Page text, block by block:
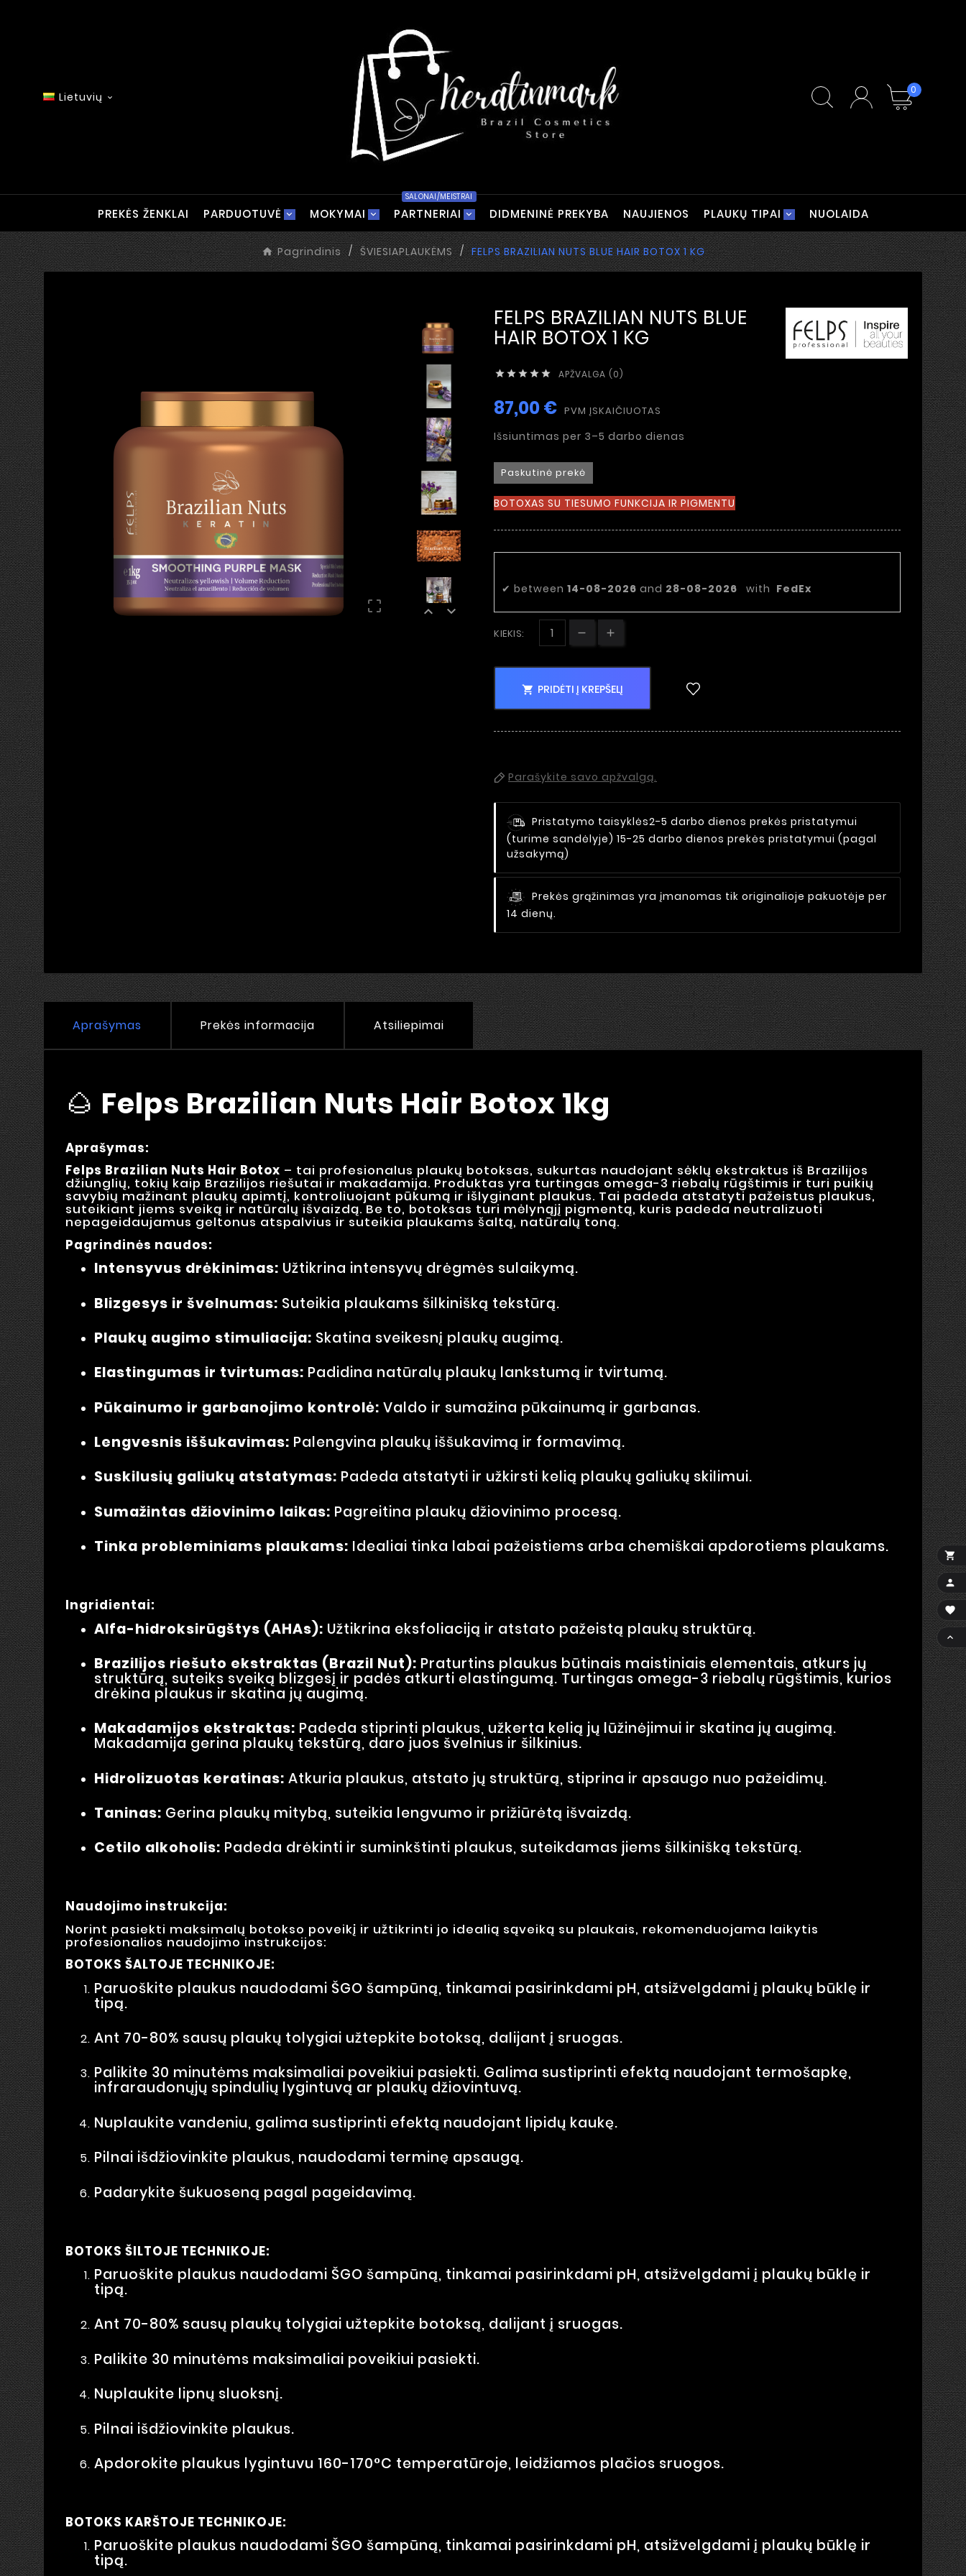
Lietuvių 
0
PREKĖS ŽENKLAI PARDUOTUVĖ MOKYMAI PARTNERIAI
SALONAI/MEISTRAI
DIDMENINĖ PREKYBA NAUJIENOS PLAUKŲ TIPAI NUOLAIDA
Pagrindinis ŠVIESIAPLAUKĖMS FELPS BRAZILIAN NUTS BLUE HAIR BOTOX 1 KG
  
FELPS BRAZILIAN NUTS BLUE
HAIR BOTOX 1 KG
     APŽVALGA (0)
87,00 € PVM ĮSKAIČIUOTAS
Išsiuntimas per 3–5 darbo dienas
Paskutinė prekė
BOTOXAS SU TIESUMO FUNKCIJA IR PIGMENTU
✔ between 14-08-2026 and 28-08-2026 with FedEx
KIEKIS:
 PRIDĖTI Į KREPŠELĮ
Parašykite savo apžvalgą.
Pristatymo taisyklės2-5 darbo dienos prekės pristatymui
(turime sandėlyje) 15-25 darbo dienos prekės pristatymui (pagal
užsakymą)
Prekės grąžinimas yra įmanomas tik originalioje pakuotėje per
14 dienų.
Aprašymas Prekės informacija Atsiliepimai
🌰 Felps Brazilian Nuts Hair Botox 1kg
Aprašymas:
Felps Brazilian Nuts Hair Botox – tai profesionalus plaukų botoksas, sukurtas naudojant sėklų ekstraktus iš Brazilijos
džiunglių, tokių kaip Brazilijos riešutai ir makadamija. Produktas yra turtingas omega-3 riebalų rūgštimis ir turi puikių
savybių mažinant plaukų apimtį, kontroliuojant pūkumą ir išlyginant plaukus. Tai padeda atstatyti pažeistus plaukus,
suteikiant jiems sveiką ir natūralų išvaizdą. Be to, botoksas turi mėlynąjį pigmentą, kuris padeda neutralizuoti
nepageidaujamus geltonus atspalvius ir suteikia plaukams šaltą, natūralų toną.
Pagrindinės naudos:
Intensyvus drėkinimas: Užtikrina intensyvų drėgmės sulaikymą.
Blizgesys ir švelnumas: Suteikia plaukams šilkinišką tekstūrą.
Plaukų augimo stimuliacija: Skatina sveikesnį plaukų augimą.
Elastingumas ir tvirtumas: Padidina natūralų plaukų lankstumą ir tvirtumą.
Pūkainumo ir garbanojimo kontrolė: Valdo ir sumažina pūkainumą ir garbanas.
Lengvesnis iššukavimas: Palengvina plaukų iššukavimą ir formavimą.
Suskilusių galiukų atstatymas: Padeda atstatyti ir užkirsti kelią plaukų galiukų skilimui.
Sumažintas džiovinimo laikas: Pagreitina plaukų džiovinimo procesą.
Tinka probleminiams plaukams: Idealiai tinka labai pažeistiems arba chemiškai apdorotiems plaukams.
Ingridientai:
Alfa-hidroksirūgštys (AHAs): Užtikrina eksfoliaciją ir atstato pažeistą plaukų struktūrą.
Brazilijos riešuto ekstraktas (Brazil Nut): Praturtins plaukus būtinais maistiniais elementais, atkurs jų
struktūrą, suteiks sveiką blizgesį ir padės atkurti elastingumą. Turtingas omega-3 riebalų rūgštimis, kurios
drėkina plaukus ir skatina jų augimą.
Makadamijos ekstraktas: Padeda stiprinti plaukus, užkerta kelią jų lūžinėjimui ir skatina jų augimą.
Makadamija gerina plaukų tekstūrą, daro juos švelnius ir šilkinius.
Hidrolizuotas keratinas: Atkuria plaukus, atstato jų struktūrą, stiprina ir apsaugo nuo pažeidimų.
Taninas: Gerina plaukų mitybą, suteikia lengvumo ir prižiūrėtą išvaizdą.
Cetilo alkoholis: Padeda drėkinti ir suminkštinti plaukus, suteikdamas jiems šilkinišką tekstūrą.
Naudojimo instrukcija:
Norint pasiekti maksimalų botokso poveikį ir užtikrinti jo idealią sąveiką su plaukais, rekomenduojama laikytis
profesionalios naudojimo instrukcijos:
BOTOKS ŠALTOJE TECHNIKOJE:
Paruoškite plaukus naudodami ŠGO šampūną, tinkamai pasirinkdami pH, atsižvelgdami į plaukų būklę ir
tipą.
Ant 70-80% sausų plaukų tolygiai užtepkite botoksą, dalijant į sruogas.
Palikite 30 minutėms maksimaliai poveikiui pasiekti. Galima sustiprinti efektą naudojant termošapkę,
infraraudonųjų spindulių lygintuvą ar plaukų džiovintuvą.
Nuplaukite vandeniu, galima sustiprinti efektą naudojant lipidų kaukę.
Pilnai išdžiovinkite plaukus, naudodami terminę apsaugą.
Padarykite šukuoseną pagal pageidavimą.
BOTOKS ŠILTOJE TECHNIKOJE:
Paruoškite plaukus naudodami ŠGO šampūną, tinkamai pasirinkdami pH, atsižvelgdami į plaukų būklę ir
tipą.
Ant 70-80% sausų plaukų tolygiai užtepkite botoksą, dalijant į sruogas.
Palikite 30 minutėms maksimaliai poveikiui pasiekti.
Nuplaukite lipnų sluoksnį.
Pilnai išdžiovinkite plaukus.
Apdorokite plaukus lygintuvu 160-170°C temperatūroje, leidžiamos plačios sruogos.
BOTOKS KARŠTOJE TECHNIKOJE:
Paruoškite plaukus naudodami ŠGO šampūną, tinkamai pasirinkdami pH, atsižvelgdami į plaukų būklę ir
tipą.



